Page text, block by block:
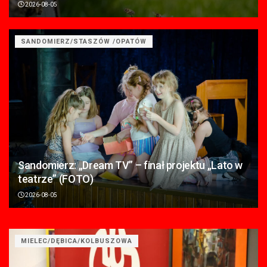
2026-08-05
SANDOMIERZ/STASZÓW /OPATÓW
Sandomierz: „Dream TV” – finał projektu „Lato w
teatrze” (FOTO)
2026-08-05
MIELEC/DĘBICA/KOLBUSZOWA